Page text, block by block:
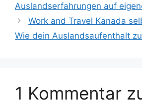
Auslandserfahrungen auf
Work and Travel Kanada
Wie dein Auslandsaufenthalt
1 Kommentar